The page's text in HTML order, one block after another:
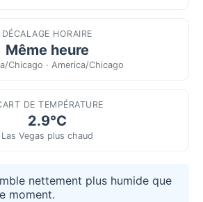
DÉCALAGE HORAIRE
Même heure
Chicago · America/Chicago
DE TEMPÉRATURE
2.9°C
Las Vegas plus chaud
nettement plus humide que
moment.